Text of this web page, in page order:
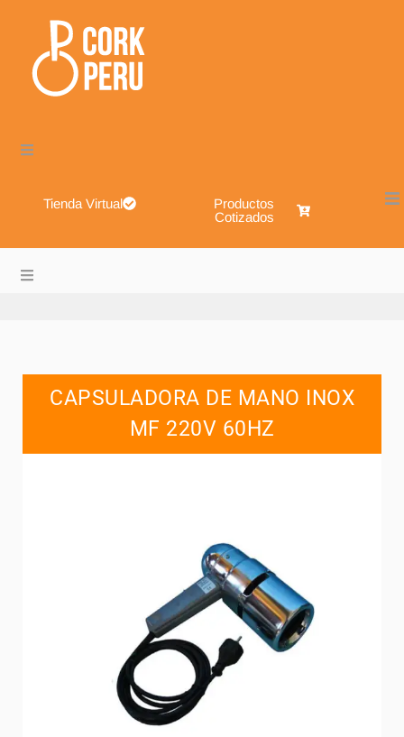
Tienda Virtual
Productos
Cotizados
ShopCAPSULADORA DE MANO INOX
MF 220V 60HZ